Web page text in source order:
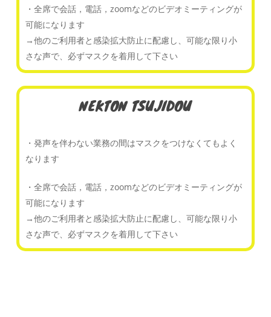
・全席で会話，電話，zoomなどのビデオミーティングが
可能になります
→他のご利用者と感染拡大防止に配慮し、可能な限り小
さな声で、必ずマスクを着用して下さい
NEKTON TSUJIDOU
・発声を伴わない業務の間はマスクをつけなくてもよく
なります
・全席で会話，電話，zoomなどのビデオミーティングが
可能になります
→他のご利用者と感染拡大防止に配慮し、可能な限り小
さな声で、必ずマスクを着用して下さい